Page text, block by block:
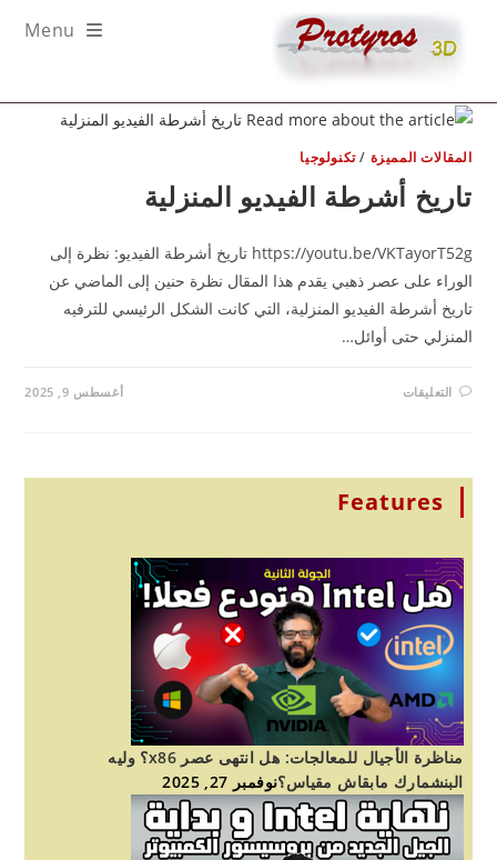
Menu
المميزة/تكنولوجيا
أشرطة الفيديو المنزلية
https://youtu.be/VKTayorT52g تاريخ أشرطة الفيديو: نظرة إلى
على عصر ذهبي يقدم هذا المقال نظرة حنين إلى الماضي عن
أشرطة الفيديو المنزلية، التي كانت الشكل الرئيسي للترفيه
حتى أوائل…
التعليقاتعلى
تاريخ
أغسطس 9, 2025
Features
مناظرة الأجيال للمعالجات: هل انتهى عصر x86؟ وليه
البنشمارك مابقاش مقياس؟نوفمبر 27, 2025